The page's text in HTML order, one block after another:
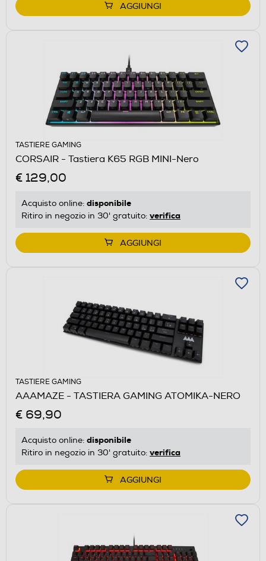
AGGIUNGI
TASTIERE GAMING
CORSAIR - Tastiera K65 RGB MINI-Nero
€ 129,00
Acquisto online: disponibile
Ritiro in negozio in 30' gratuito: verifica
AGGIUNGI
TASTIERE GAMING
AAAMAZE - TASTIERA GAMING ATOMIKA-NERO
€ 69,90
Acquisto online: disponibile
Ritiro in negozio in 30' gratuito: verifica
AGGIUNGI